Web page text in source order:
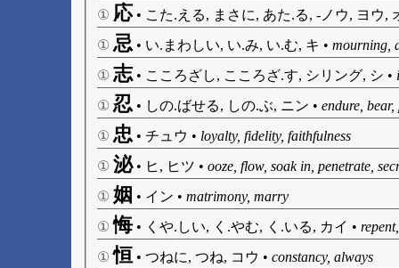
① 応• こた.える, まさに, あた.る, -ノウ, ヨウ,
① 忌 • い.まわしい, い.み, い.む, キ • mourning,
① 志 • こころざし, こころざ.す, シリング, シ •
① 忍 • しの.ばせる, しの.ぶ, ニン • endure,
① 忠 • チュウ • loyalty, fidelity, faithfulness
① 泌• ヒ, ヒツ • ooze, flow, soak in, penetrate,
① 姻 • イン • matrimony, marry
① 悔• くや.しい, く.やむ, く.いる, カイ •
① 恒 • つねに, つね, コウ • constancy, always